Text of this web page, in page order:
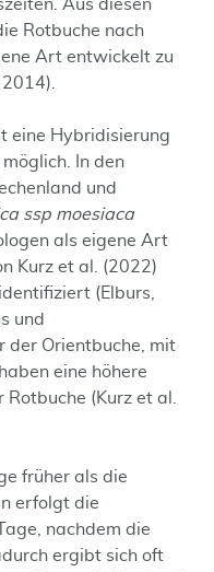
Aus diesen
Rotbuche nach
Art entwickelt zu
eine Hybridisierung
möglich. In den
und
ssp moesiaca
als eigene Art
Kurz et al. (2022)
(Elburs,
und
der Orientbuche, mit
eine höhere
(Kurz et al.
früher als die
erfolgt die
nachdem die
ergibt sich oft